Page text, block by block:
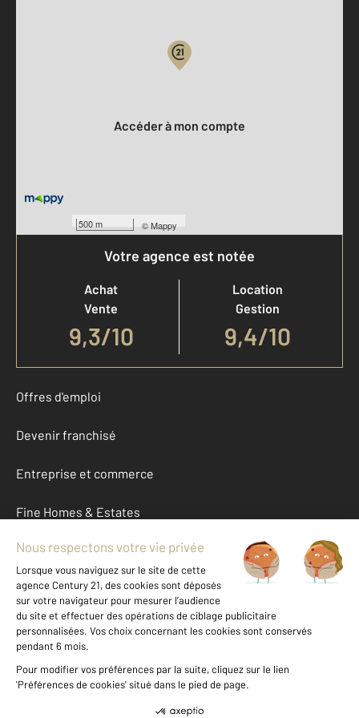
500 m ©Mappy
Accéder à mon compte
Votre agence est notée
Achat
Vente
9,3/10
Location
Gestion
9,4/10
Offres d'emploi
Devenir franchisé
Entreprise et commerce
Fine Homes & Estates
À propos
International
Nous contacter